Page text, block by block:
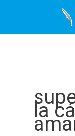
contenido
la